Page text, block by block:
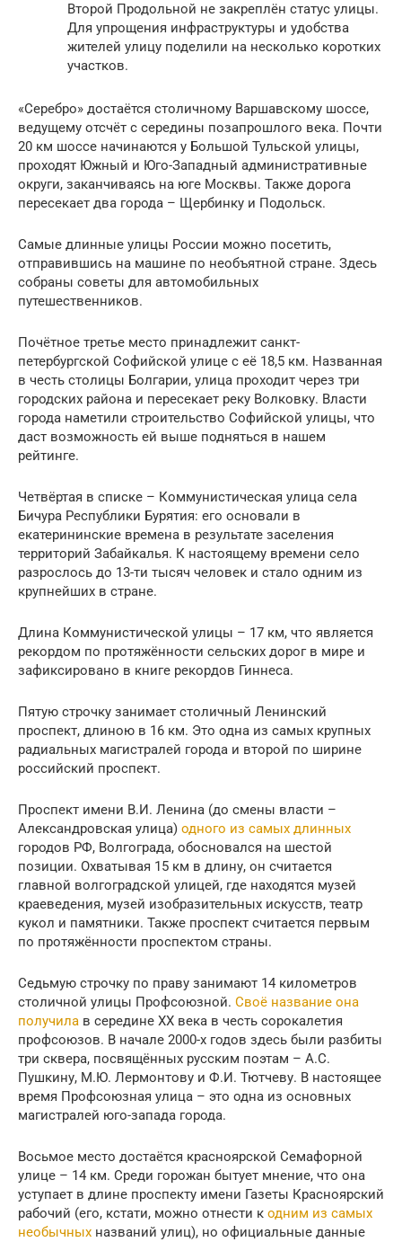
Второй Продольной не закреплён статус улицы.
Для упрощения инфраструктуры и удобства
жителей улицу поделили на несколько коротких
участков.
«Серебро» достаётся столичному Варшавскому шоссе,
ведущему отсчёт с середины позапрошлого века. Почти
20 км шоссе начинаются у Большой Тульской улицы,
проходят Южный и Юго-Западный административные
округи, заканчиваясь на юге Москвы. Также дорога
пересекает два города – Щербинку и Подольск.
Самые длинные улицы России можно посетить,
отправившись на машине по необъятной стране. Здесь
собраны советы для автомобильных
путешественников.
Почётное третье место принадлежит санкт-
петербургской Софийской улице с её 18,5 км. Названная
в честь столицы Болгарии, улица проходит через три
городских района и пересекает реку Волковку. Власти
города наметили строительство Софийской улицы, что
даст возможность ей выше подняться в нашем
рейтинге.
Четвёртая в списке – Коммунистическая улица села
Бичура Республики Бурятия: его основали в
екатерининские времена в результате заселения
территорий Забайкалья. К настоящему времени село
разрослось до 13-ти тысяч человек и стало одним из
крупнейших в стране.
Длина Коммунистической улицы – 17 км, что является
рекордом по протяжённости сельских дорог в мире и
зафиксировано в книге рекордов Гиннеса.
Пятую строчку занимает столичный Ленинский
проспект, длиною в 16 км. Это одна из самых крупных
радиальных магистралей города и второй по ширине
российский проспект.
Проспект имени В.И. Ленина (до смены власти –
Александровская улица) одного из самых длинных
городов РФ, Волгограда, обосновался на шестой
позиции. Охватывая 15 км в длину, он считается
главной волгоградской улицей, где находятся музей
краеведения, музей изобразительных искусств, театр
кукол и памятники. Также проспект считается первым
по протяжённости проспектом страны.
Седьмую строчку по праву занимают 14 километров
столичной улицы Профсоюзной. Своё название она
получила в середине XX века в честь сорокалетия
профсоюзов. В начале 2000-х годов здесь были разбиты
три сквера, посвящённых русским поэтам – А.С.
Пушкину, М.Ю. Лермонтову и Ф.И. Тютчеву. В настоящее
время Профсоюзная улица – это одна из основных
магистралей юго-запада города.
Восьмое место достаётся красноярской Семафорной
улице – 14 км. Среди горожан бытует мнение, что она
уступает в длине проспекту имени Газеты Красноярский
рабочий (его, кстати, можно отнести к одним из самых
необычных названий улиц), но официальные данные